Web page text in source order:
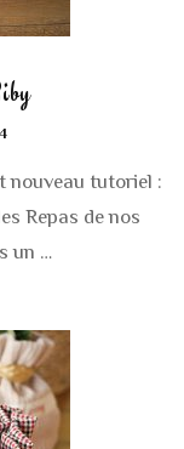
nouveau tutoriel :
Repas de nos
un …